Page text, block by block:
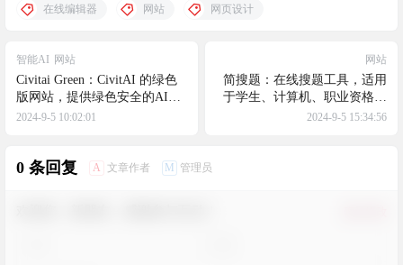
在线编辑器 网站 网页设计
智能AI 网站
Civitai Green：CivitAI 的绿色
版网站，提供绿色安全的AI图
片和AI模型，无色情，无重口
2024-9-5 10:02:01
网站
简搜题：在线搜题工具，适用
于学生、计算机、职业资格、
公务员等各种考试，覆盖范围
2024-9-5 15:34:56
0 条回复 A 文章作者 M 管理员